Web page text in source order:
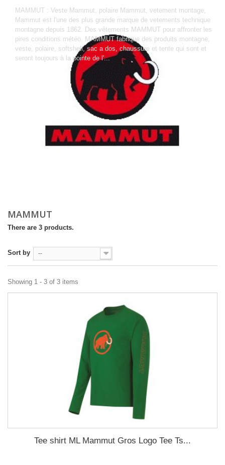
MAMMUT : Veste Mammut, polaire Mammut, vetement montage,
Mammut est l'une des plus grande marque de vetements technique
montagne depuis 1862. Des vêtements MAMMUT pour affronter les
pires conditions météo. MAMMUT fabrique des produits montagne,
veste, polaire, softshell, sac a dos, chaussure et tente qui sont et
seront toujours à la pointe de l'...
MAMMUT
There are 3 products.
Sort by --
Showing 1 - 3 of 3 items
Tee shirt ML Mammut Gros Logo Tee Ts...